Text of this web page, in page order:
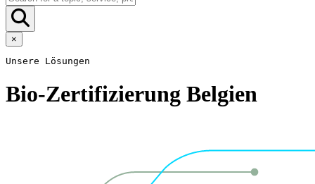
×
Unsere Lösungen
Bio-Zertifizierung Belgien